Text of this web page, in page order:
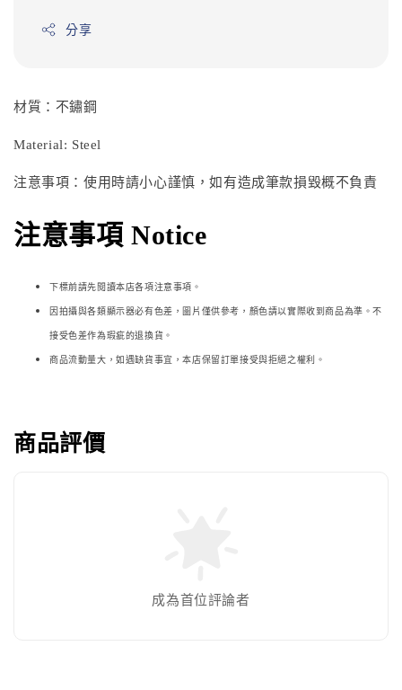
分享
材質：不鏽鋼
Material: Steel
注意事項：使用時請小心謹慎，如有造成筆款損毀概不負責
注意事項 Notice
下標前請先閱讀本店各項注意事項。
因拍攝與各類顯示器必有色差，圖片僅供參考，顏色請以實際收到商品為準。不
接受色差作為瑕疵的退換貨。
商品流動量大，如遇缺貨事宜，本店保留訂單接受與拒絕之權利。
商品評價
成為首位評論者